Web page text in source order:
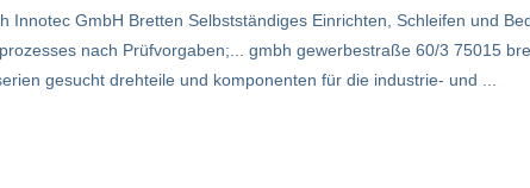
GmbH Bretten Selbstständiges Einrichten, Schleifen und
nach Prüfvorgaben;... gmbh gewerbestraße 60/3 75015
gesucht drehteile und komponenten für die industrie- und ...